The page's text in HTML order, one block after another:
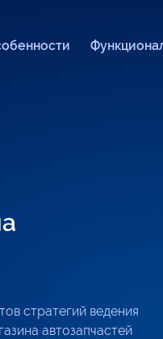
стратегий ведения
автозапчастей